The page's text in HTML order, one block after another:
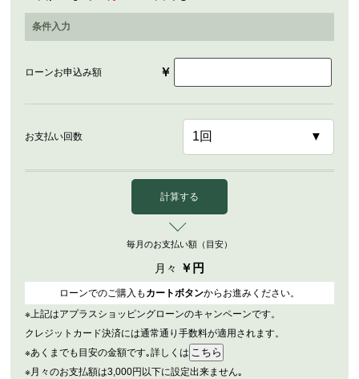
条件入力
ローンお申込み額 ￥
お支払い回数
計算する
毎月のお支払い額（目安）
月々 ￥ 円
ローンでのご購入も カートボタンからお進みください。
※上記はアプラスショッピングローンのキャンペーンです。
クレジットカード決済には通常通り手数料が適用されます。
※あくまでも目安の金額です｡詳しくは
※月々のお支払額は3,000円以下に設定出来ません｡